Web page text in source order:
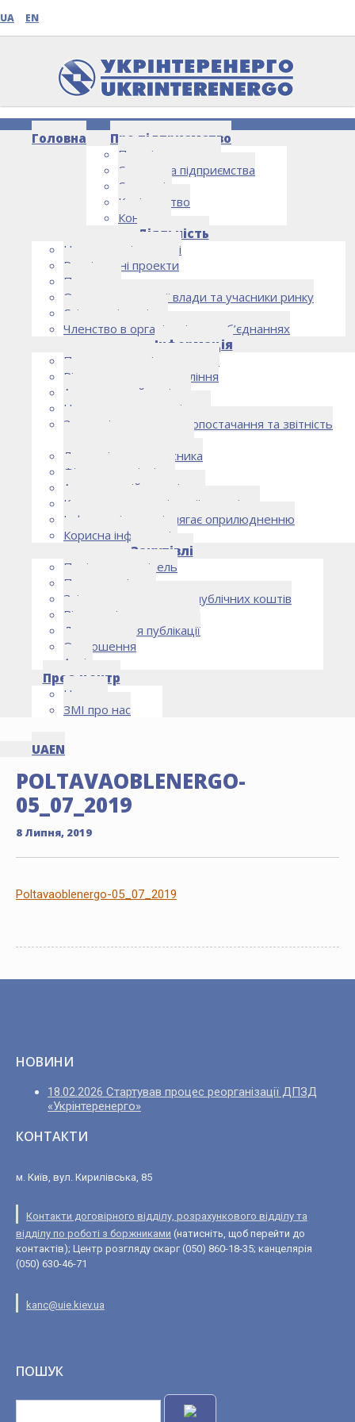
UA EN
Головна
Про підприємство
Про підприємство
Структура підприємства
Стратегія
Керівництво
Контакти
Діяльність
Напрямки діяльності
Реалізовані проекти
Партнери
Органи державної влади та учасники ринку
Спільна діяльність
Членство в організаціях та об’єднаннях
Інформація
Правоустановчі документи
Рішення органу управління
Аудиторський комітет
Нормативно-правові акти
Загальні умови електропостачання та звітність
Лист очікувань власника
Фінансова звітність
Антикорупційна політика
Кодекс етики та ділової поведінки
Інформація, що підлягає оприлюдненню
Корисна інформація
Закупівлі
Політика закупівель
План закупівель
Звіт про використання публічних коштів
Відомості про договори
Договори для публікації
Оголошення
Архів
Прес-центр
Новини
ЗМІ про нас
UAEN
НОВИНИ
POLTAVAOBLENERGO-
05_07_2019
8 Липня, 2019
Poltavaoblenergo-05_07_2019
НОВИНИ
18.02.2026 Стартував процес реорганізації ДПЗД
«Укрінтеренерго»
КОНТАКТИ
м. Київ, вул. Кирилівська, 85
Контакти договірного відділу, розрахункового відділу та
відділу по роботі з боржниками (натисніть, щоб перейти до
контактів); Центр розгляду скарг (050) 860-18-35; канцелярія
(050) 630-46-71
kanc@uie.kiev.ua
ПОШУК